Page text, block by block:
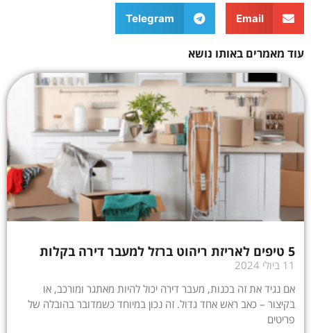
Email
Telegram
עוד מאמרים באותו נושא
5 טיפים לאריזת ריהוט ברזל למעבר דירה בקלות
11 ביולי 2024
אם נגיד את זה בכנות, מעבר דירה יכול להיות מאתגר ומורכב, או
בקיצור – כאב ראש אחד גדול. זה נכון במיוחד כשמדובר בהובלה של
פריטים